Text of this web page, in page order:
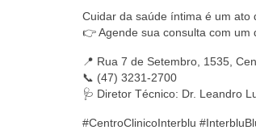
Cuidar da saúde íntima é um ato
👉 Agende sua consulta com um
📍 Rua 7 de Setembro, 1535,
📞 (47) 3231-2700
🩺 Diretor Técnico: Dr. Leandro
#CentroClinicoInterblu